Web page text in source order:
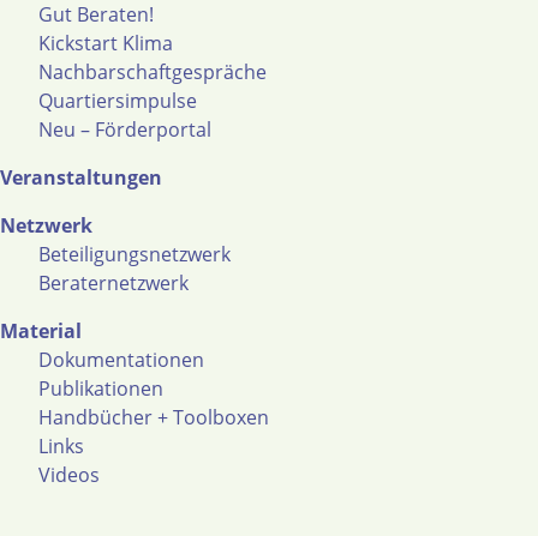
Gut Beraten!
Kickstart Klima
Nachbarschaftgespräche
Quartiersimpulse
Neu – Förderportal
Veranstaltungen
Netzwerk
Beteiligungsnetzwerk
Beraternetzwerk
Material
Dokumentationen
Publikationen
Handbücher + Toolboxen
Links
Videos